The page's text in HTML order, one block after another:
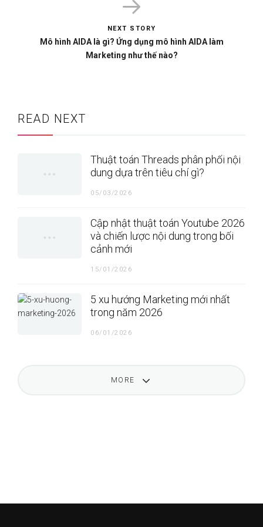
NEXT STORY
Mô hình AIDA là gì? Ứng dụng mô hình AIDA làm
Marketing như thế nào?
READ NEXT
Thuật toán Threads phân phối nội
dung dựa trên tiêu chí gì?
05/03/2026
Cập nhật thuật toán Youtube 2026
và chiến lược nội dung trong bối
cảnh mới
15/01/2026
5 xu hướng Marketing mới nhất
trong năm 2026
06/01/2026
MORE